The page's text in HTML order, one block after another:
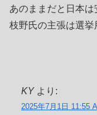
あのままだと日本は
枝野氏の主張は選挙
KY より:
2025年7月1日 11:55